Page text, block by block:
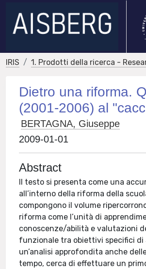
IRIS 1. Prodotti della ricerca -
Dietro una riforma.
(2001-2006) al
BERTAGNA, Giuseppe
2009-01-01
Abstract
Il testo si presenta come una
all’interno della riforma della
compongono il volume
riforma come l’unità di
conoscenze/abilità e valutazioni
funzionale tra obiettivi specifici di
un’analisi approfondita anche
tempo, cerca di effettuare un